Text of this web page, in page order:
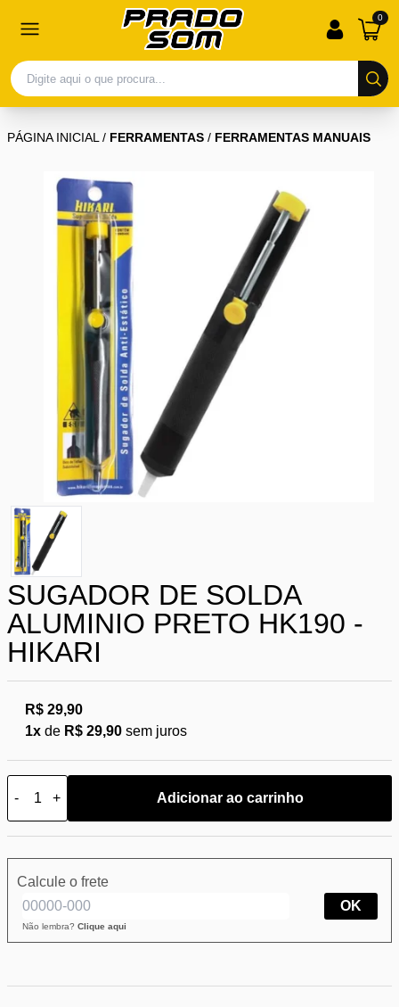
0
PÁGINA INICIAL/ FERRAMENTAS / FERRAMENTAS MANUAIS
SUGADOR DE SOLDA
ALUMINIO PRETO HK190 -
HIKARI
R$ 29,90
1x de R$ 29,90 sem juros
- + Adicionar ao carrinho
Calcule o frete
Não lembra? Clique aqui
OK